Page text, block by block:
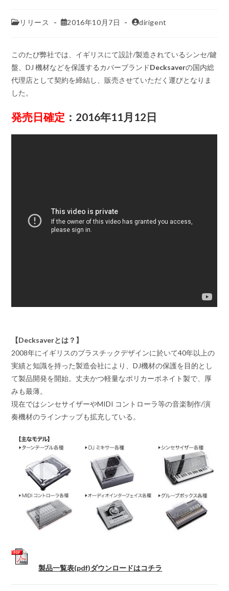
リリース 2016年10月7日 dirigent
このたび弊社では、イギリスにて設計/製造されているシンセ/鍵
盤、DJ 機材などを保護するカバーブランドDecksaverの国内総
代理店として契約を締結し、販売させていただく運びとなりま
した。
発売日確定 ：2016年11月12日
【Decksaverとは？】
2008年にイギリスのプラスチックデザインに於いて40年以上の
実績と知識を持った製造会社により、DJ機材の保護を目的とし
て製品開発を開始。丈夫かつ軽量なポリカーボネイト製で、厚
みも最薄。
現在ではシンセサイザーやMIDI コントローラ等の音楽制作/演
奏機材のラインナップも拡充している。
製品一覧表(pdf)ダウンロードはコチラ